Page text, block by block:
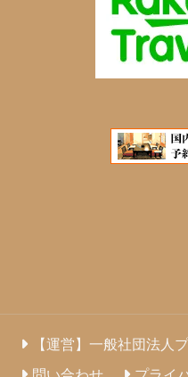
【運営】一般社団法人